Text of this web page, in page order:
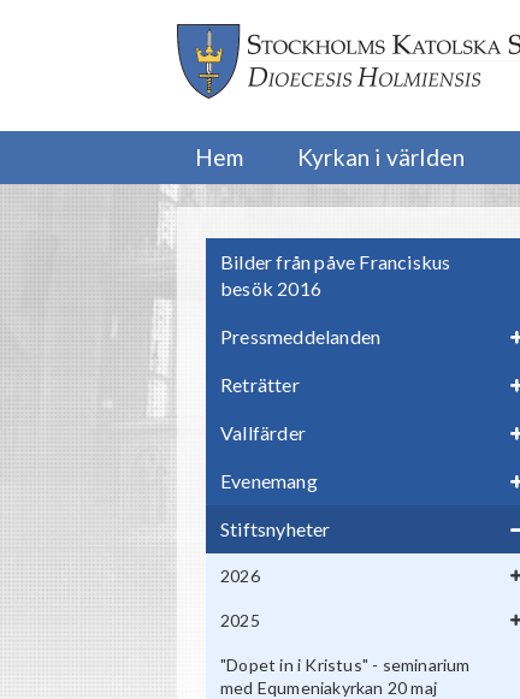
Hem Kyrkan i världen
Bilder från påve Franciskus
besök 2016
Pressmeddelanden
Reträtter
Vallfärder
Evenemang
Stiftsnyheter
2026
2025
"Dopet in i Kristus" - seminarium
med Equmeniakyrkan 20 maj